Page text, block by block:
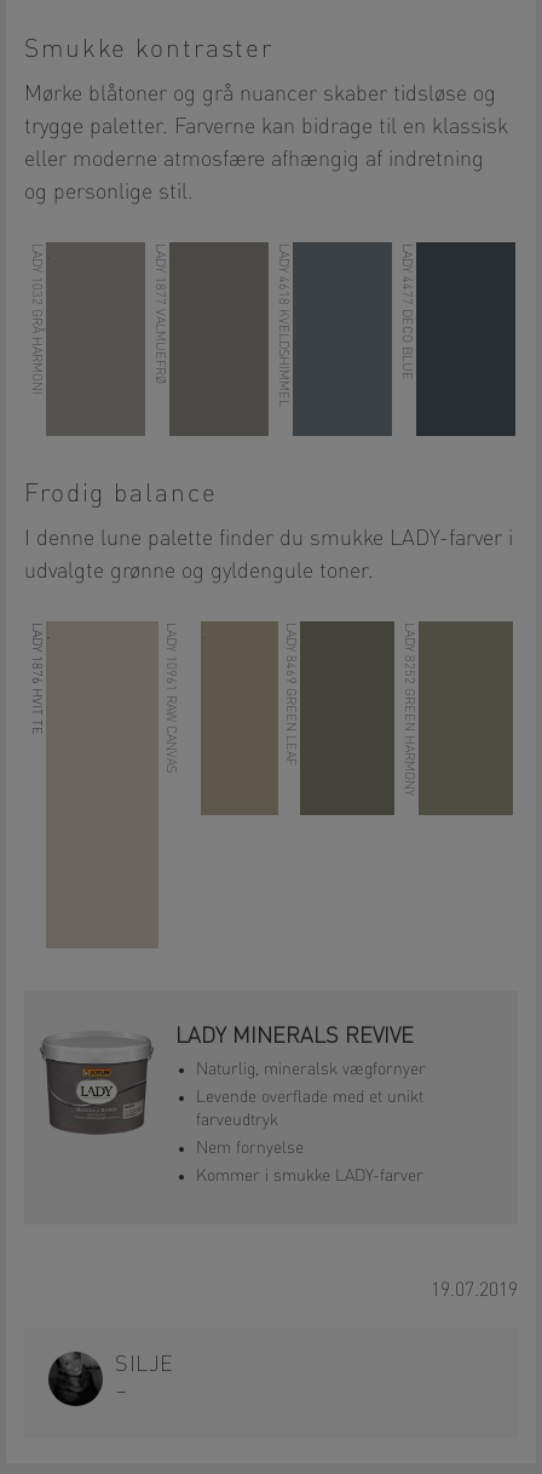
Smukke kontraster
Mørke blåtoner og grå nuancer skaber tidsløse og
trygge paletter. Farverne kan bidrage til en klassisk
eller moderne atmosfære afhængig af indretning
og personlige stil.
LADY 1032 GRÅ HARMONI LADY 1877 VALMUEFRØ LADY 4618 KVELDSHIMMEL LADY 4477 DECO BLUE
Frodig balance
I denne lune palette finder du smukke LADY-farver i
udvalgte grønne og gyldengule toner.
LADY 1876 HVIT TE . LADY 10961 RAW CANVAS LADY 8469 GREEN LEAF LADY 8252 GREEN HARMONY
LADY MINERALS REVIVE
Naturlig, mineralsk vægfornyer
Levende overflade med et unikt
farveudtryk
Nem fornyelse
Kommer i smukke LADY-farver
19.07.2019
SILJE
–